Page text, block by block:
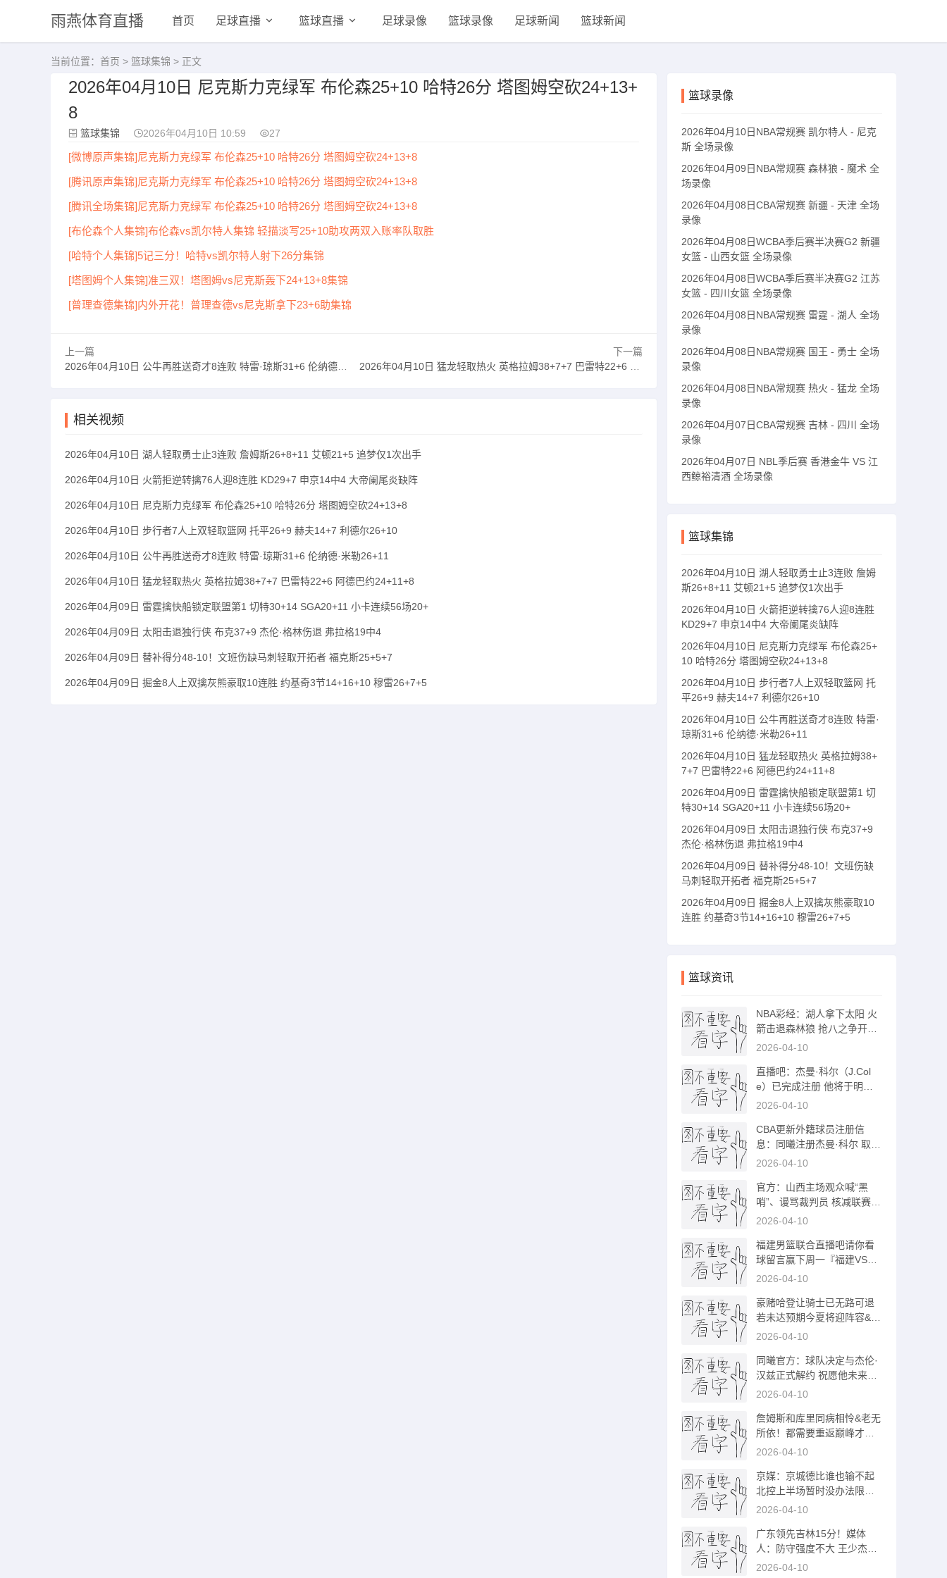
雨燕体育直播 首页 足球直播 篮球直播 足球录像 篮球录像 足球新闻 篮球新闻
当前位置： 首页 > 篮球集锦 > 正文
2026年04月10日 尼克斯力克绿军 布伦森25+10 哈特26分 塔图姆空砍24+13+
8
篮球集锦 2026年04月10日 10:59 27
[微博原声集锦]尼克斯力克绿军 布伦森25+10 哈特26分 塔图姆空砍24+13+8
[腾讯原声集锦]尼克斯力克绿军 布伦森25+10 哈特26分 塔图姆空砍24+13+8
[腾讯全场集锦]尼克斯力克绿军 布伦森25+10 哈特26分 塔图姆空砍24+13+8
[布伦森个人集锦]布伦森vs凯尔特人集锦 轻描淡写25+10助攻两双入账率队取胜
[哈特个人集锦]5记三分！哈特vs凯尔特人射下26分集锦
[塔图姆个人集锦]准三双！塔图姆vs尼克斯轰下24+13+8集锦
[普理查德集锦]内外开花！普理查德vs尼克斯拿下23+6助集锦
上一篇
2026年04月10日 公牛再胜送奇才8连败 特雷·琼斯31+6 伦纳德·米勒26+11
下一篇
2026年04月10日 猛龙轻取热火 英格拉姆38+7+7 巴雷特22+6 阿德巴约24+11+8
相关视频
2026年04月10日 湖人轻取勇士止3连败 詹姆斯26+8+11 艾顿21+5 追梦仅1次出手
2026年04月10日 火箭拒逆转擒76人迎8连胜 KD29+7 申京14中4 大帝阑尾炎缺阵
2026年04月10日 尼克斯力克绿军 布伦森25+10 哈特26分 塔图姆空砍24+13+8
2026年04月10日 步行者7人上双轻取篮网 托平26+9 赫夫14+7 利德尔26+10
2026年04月10日 公牛再胜送奇才8连败 特雷·琼斯31+6 伦纳德·米勒26+11
2026年04月10日 猛龙轻取热火 英格拉姆38+7+7 巴雷特22+6 阿德巴约24+11+8
2026年04月09日 雷霆擒快船锁定联盟第1 切特30+14 SGA20+11 小卡连续56场20+
2026年04月09日 太阳击退独行侠 布克37+9 杰伦·格林伤退 弗拉格19中4
2026年04月09日 替补得分48-10！文班伤缺马刺轻取开拓者 福克斯25+5+7
2026年04月09日 掘金8人上双擒灰熊豪取10连胜 约基奇3节14+16+10 穆雷26+7+5
篮球录像
2026年04月10日NBA常规赛 凯尔特人 - 尼克
斯 全场录像
2026年04月09日NBA常规赛 森林狼 - 魔术 全
场录像
2026年04月08日CBA常规赛 新疆 - 天津 全场
录像
2026年04月08日WCBA季后赛半决赛G2 新疆
女篮 - 山西女篮 全场录像
2026年04月08日WCBA季后赛半决赛G2 江苏
女篮 - 四川女篮 全场录像
2026年04月08日NBA常规赛 雷霆 - 湖人 全场
录像
2026年04月08日NBA常规赛 国王 - 勇士 全场
录像
2026年04月08日NBA常规赛 热火 - 猛龙 全场
录像
2026年04月07日CBA常规赛 吉林 - 四川 全场
录像
2026年04月07日 NBL季后赛 香港金牛 VS 江
西鲸裕清酒 全场录像
篮球集锦
2026年04月10日 湖人轻取勇士止3连败 詹姆
斯26+8+11 艾顿21+5 追梦仅1次出手
2026年04月10日 火箭拒逆转擒76人迎8连胜
KD29+7 申京14中4 大帝阑尾炎缺阵
2026年04月10日 尼克斯力克绿军 布伦森25+
10 哈特26分 塔图姆空砍24+13+8
2026年04月10日 步行者7人上双轻取篮网 托
平26+9 赫夫14+7 利德尔26+10
2026年04月10日 公牛再胜送奇才8连败 特雷·
琼斯31+6 伦纳德·米勒26+11
2026年04月10日 猛龙轻取热火 英格拉姆38+
7+7 巴雷特22+6 阿德巴约24+11+8
2026年04月09日 雷霆擒快船锁定联盟第1 切
特30+14 SGA20+11 小卡连续56场20+
2026年04月09日 太阳击退独行侠 布克37+9
杰伦·格林伤退 弗拉格19中4
2026年04月09日 替补得分48-10！文班伤缺
马刺轻取开拓者 福克斯25+5+7
2026年04月09日 掘金8人上双擒灰熊豪取10
连胜 约基奇3节14+16+10 穆雷26+7+5
篮球资讯
NBA彩经：湖人拿下太阳 火
箭击退森林狼 抢八之争开拓
者胜快船
2026-04-10
直播吧：杰曼·科尔（J.Col
e）已完成注册 他将于明日
完成首秀
2026-04-10
CBA更新外籍球员注册信
息：同曦注册杰曼·科尔 取消
汉兹的注册
2026-04-10
官方：山西主场观众喊“黑
哨”、谩骂裁判员 核减联赛经
费2万元
2026-04-10
福建男篮联合直播吧请你看
球留言赢下周一『福建VS浙
江』门票
2026-04-10
豪赌哈登让骑士已无路可退
若未达预期今夏将迎阵容&管
理层大换血
2026-04-10
同曦官方：球队决定与杰伦·
汉兹正式解约 祝愿他未来一
切顺利
2026-04-10
詹姆斯和库里同病相怜&老无
所依！都需要重返巅峰才能
创造奇迹
2026-04-10
京媒：京城德比谁也输不起
北控上半场暂时没办法限制
周琦
2026-04-10
广东领先吉林15分！媒体
人：防守强度不大 王少杰没
受到太大压力
2026-04-10